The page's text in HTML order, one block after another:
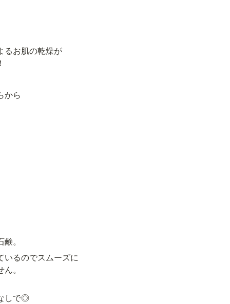
るお肌の乾燥が
から
。
いるのでスムーズに
。
しで◎